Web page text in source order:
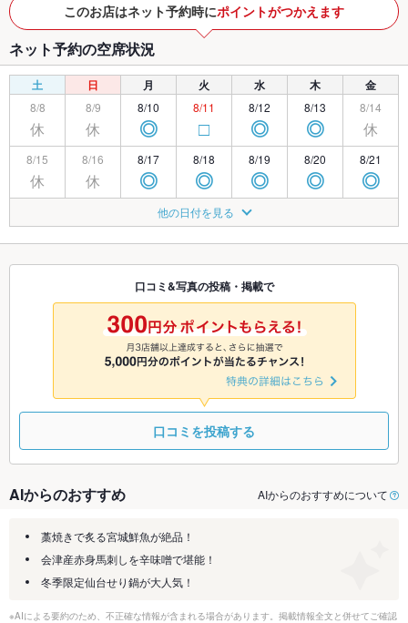
このお店はネット予約時にポイントがつかえます
ネット予約の空席状況
土 日 月 火 水 木 金
8/8
休
8/9
休
8/10
◎
8/11
□
8/12
◎
8/13
◎
8/14
休
8/15
休
8/16
休
8/17
◎
8/18
◎
8/19
◎
8/20
◎
8/21
◎
◎ 休
8/24
◎
8/25
◎
8/26
× ◎ ◎
8/29 8/30 8/31
◎
9/1
◎
9/2
◎
9/3 9/4
9/7
◎ ◎ ◎ ◎
他の日付を見る
口コミ&写真の投稿・掲載で
口コミを投稿する
AIからのおすすめ AIからのおすすめについて
藁焼きで炙る宮城鮮魚が絶品！
会津産赤身馬刺しを辛味噌で堪能！
冬季限定仙台せり鍋が大人気！
※AIによる要約のため、不正確な情報が含まれる場合があります。掲載情報全文と併せてご確認